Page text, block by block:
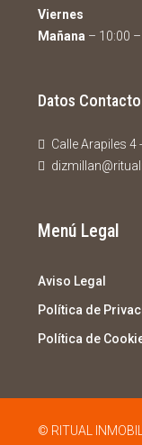
Viernes
Mañana – 10:00 –
Datos Contacto
Calle Arapiles
Menú Legal
Aviso Legal
Política de
Política de
© RITUAL